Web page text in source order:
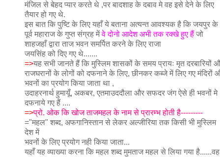
मंजिल से बेहद प्यार करते थे ,पर बादशाह के दबाव मे वह इसे देने के लिए
तैयार हो गए थे.
इस बात कि पुष्टि के लिए यहाँ ये बताना अत्यन्त आवश्यक है कि जयपुर के
पूर्व महाराज के गुप्त संग्रह मेंवे दोनो आदेश अभी तक रक्खे हुए हैं जो
शाहजहाँ द्वारा ताज भवन समर्पित करने के लिए राजा
जयसिंह को दिए गए थे.......
=>यह सभी जानते हैं कि मुस्लिम शासकों के समय प्रायः मृत दरबारियों
राजघरानों के लोगों को दफनाने के लिए, छीनकर कब्जे में लिए गए मंदिरों
भवनों का प्रयोग किया जाता था ,
उदाहरनार्थ हुमायूँ, अकबर, एतमाउददौला और सफदर जंग ऐसे ही भवनों मे
दफनाये गए हैं ....
=>प्रो. ओक कि खोज ताजमहल के नाम से प्रारम्भ होती है---------
="महल" शब्द, अफगानिस्तान से लेकर अल्जीरिया तक किसी भी मुस्लिम
देश में
भवनों के लिए प्रयोग नही किया जाता...
यहाँ यह व्याख्या करना कि महल शब्द मुमताज महल से लिया गया है......वह